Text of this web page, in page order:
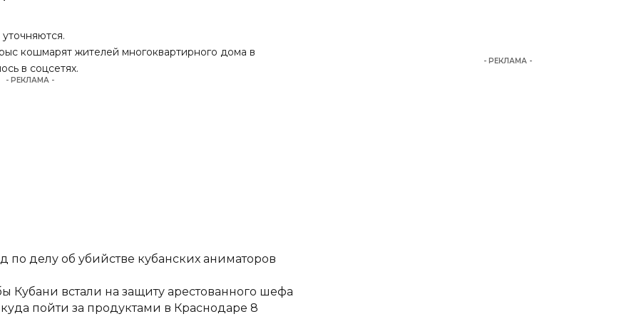
уточняются.
кошмарят жителей многоквартирного дома в
в соцсетях.
- РЕКЛАМА -
по делу об убийстве кубанских аниматоров
Кубани встали на защиту арестованного шефа
пойти за продуктами в Краснодаре 8
- РЕКЛАМА -